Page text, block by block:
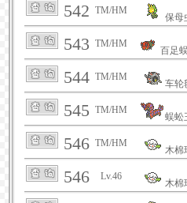
542 TM/HM
保母
543 TM/HM
百足
544 TM/HM
车轮
545 TM/HM
蜈蚣
546 TM/HM
木棉
546 Lv.46
木棉